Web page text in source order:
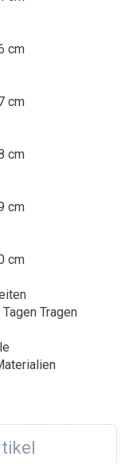
cm
cm
cm
cm
cm
Tragen